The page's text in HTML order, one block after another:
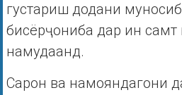
густариш додани
бисёрҷониба дар ин самт
намудаанд.
Сарон ва намояндагони